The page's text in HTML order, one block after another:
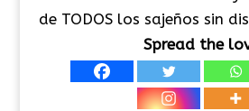
de TODOS los sajeños sin
Spread the